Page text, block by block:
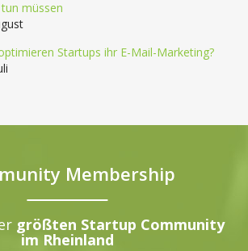
müssen
Startups ihr E-Mail-Marketing?
Membership
größten Startup Community
im Rheinland